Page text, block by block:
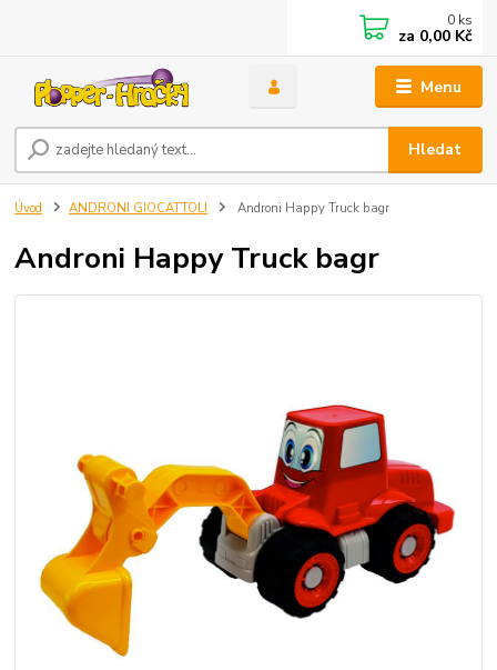
Menu
Hledat
0 ks
za 0,00 Kč
Úvod ANDRONI GIOCATTOLI Androni Happy Truck bagr
Androni Happy Truck bagr